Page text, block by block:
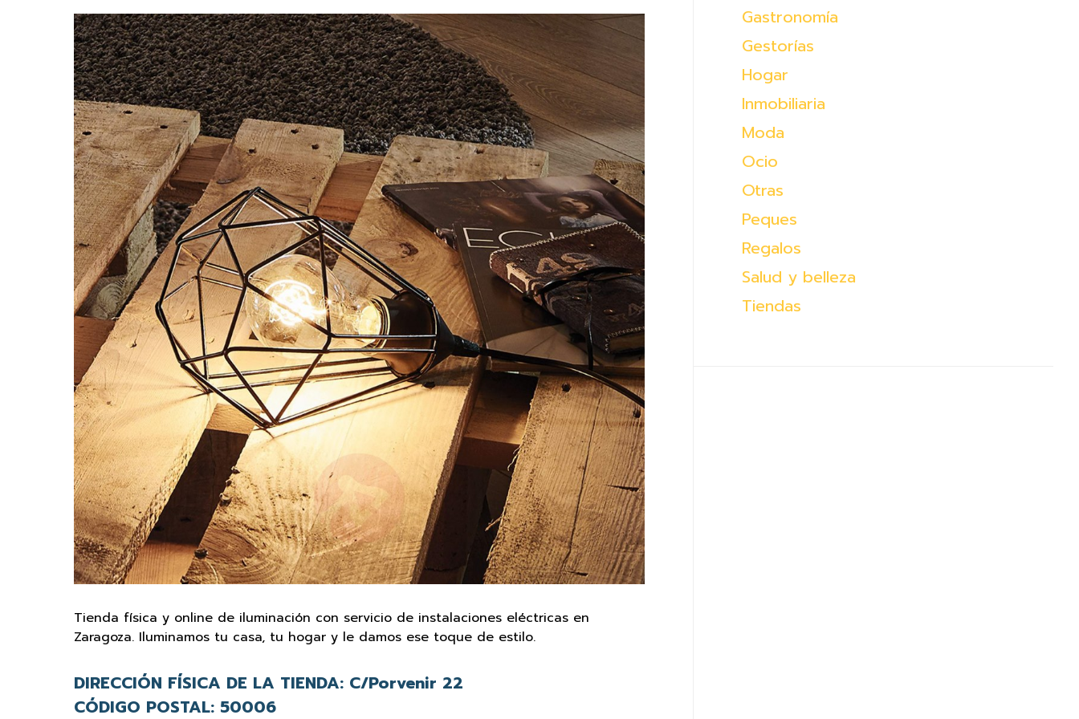
Tienda física y online de iluminación con servicio de instalaciones eléctricas en
Zaragoza. Iluminamos tu casa, tu hogar y le damos ese toque de estilo.
DIRECCIÓN FÍSICA DE LA TIENDA: C/Porvenir 22
CÓDIGO POSTAL: 50006
Gastronomía
Gestorías
Hogar
Inmobiliaria
Moda
Ocio
Otras
Peques
Regalos
Salud y belleza
Tiendas